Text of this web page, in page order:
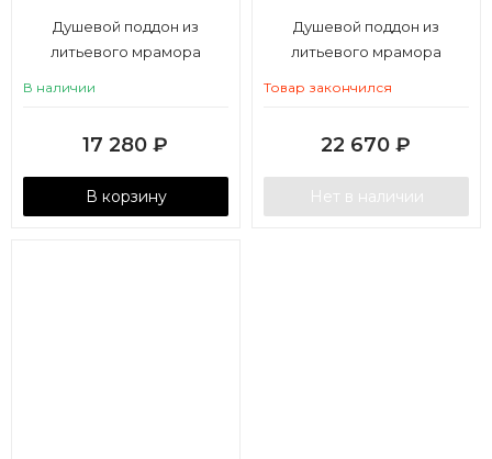
Душевой поддон из
литьевого мрамора
В наличии
17 280 ₽
В корзину
Душевой поддон из
литьевого мрамора
Товар закончился
22 670 ₽
Нет в наличии